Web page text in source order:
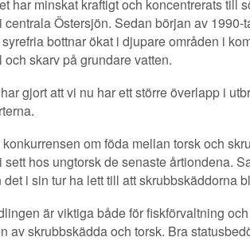
har minskat kraftigt och koncentrerats
Östersjön. Sedan början av
bottnar ökat i djupare områden i
skarv på grundare vatten.
gjort att vi nu har ett större överlapp i
om föda mellan torsk och
hos ungtorsk de senaste årtiondena.
i sin tur ha lett till att skrubbskäddorna
är viktiga både för fiskförvaltning
av skrubbskädda och torsk. Bra